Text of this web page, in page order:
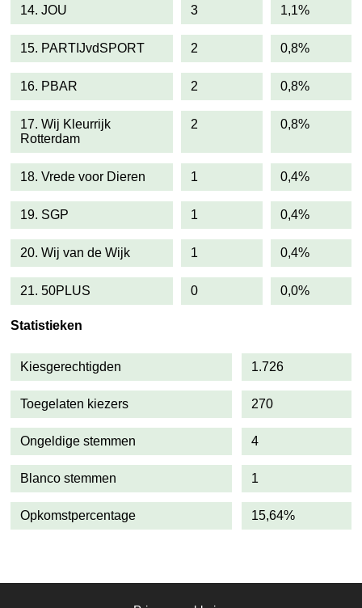
14. JOU 3 1,1%
15. PARTIJvdSPORT 2 0,8%
16. PBAR 2 0,8%
17. Wij Kleurrijk
Rotterdam
2 0,8%
18. Vrede voor Dieren 1 0,4%
19. SGP 1 0,4%
20. Wij van de Wijk 1 0,4%
21. 50PLUS 0 0,0%
Statistieken
Kiesgerechtigden 1.726
Toegelaten kiezers 270
Ongeldige stemmen 4
Blanco stemmen 1
Opkomstpercentage 15,64%